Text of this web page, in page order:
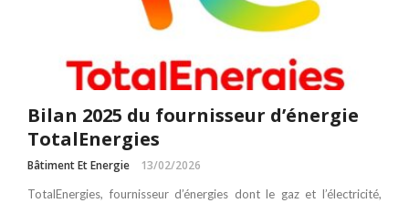
Bilan 2025 du fournisseur d’énergie
TotalEnergies
Bâtiment Et Energie 13/02/2026
TotalEnergies, fournisseur d’énergies dont le gaz et l’électricité,